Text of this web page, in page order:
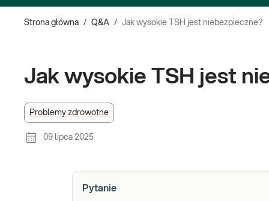
Strona główna / Q&A / Jak wysokie TSH jest niebezpieczne?
Jak wysokie TSH jest
Problemy zdrowotne
09 lipca 2025
Pytanie